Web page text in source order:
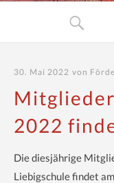
30. Mai 2022 von
2022
Die diesjährige
Liebigschule findet